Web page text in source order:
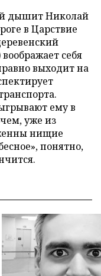
дышит Николай
в Царствие
себя
выходит на
ему в
уже из
нищие
понятно,